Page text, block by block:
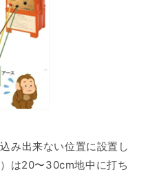
み出来ない位置に設置し
は20〜30cm地中に打ち